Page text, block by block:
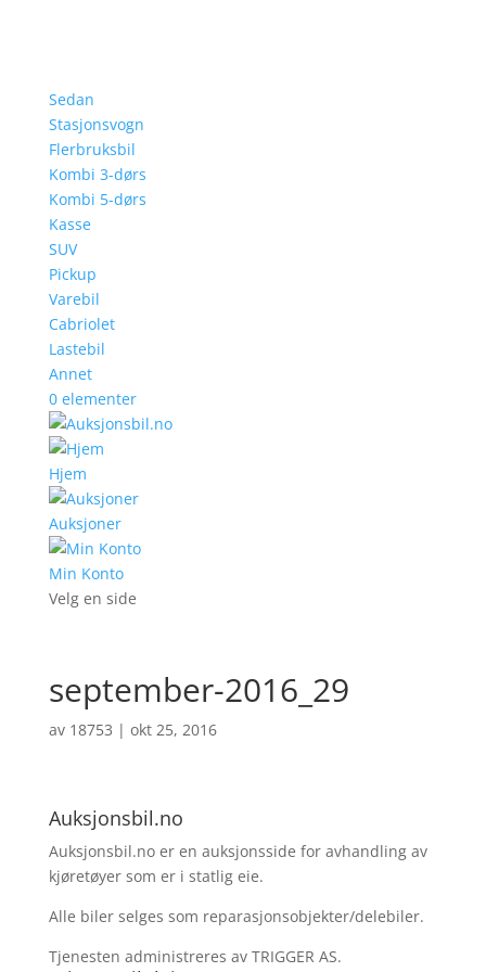
Sedan
Stasjonsvogn
Flerbruksbil
Kombi 3-dørs
Kombi 5-dørs
Kasse
SUV
Pickup
Varebil
Cabriolet
Lastebil
Annet
0 elementer
Hjem
Auksjoner
Min Konto
Velg en side
september-2016_29
av 18753 | okt 25, 2016
Auksjonsbil.no
Auksjonsbil.no er en auksjonsside for avhandling av
kjøretøyer som er i statlig eie.
Alle biler selges som reparasjonsobjekter/delebiler.
Tjenesten administreres av TRIGGER AS.